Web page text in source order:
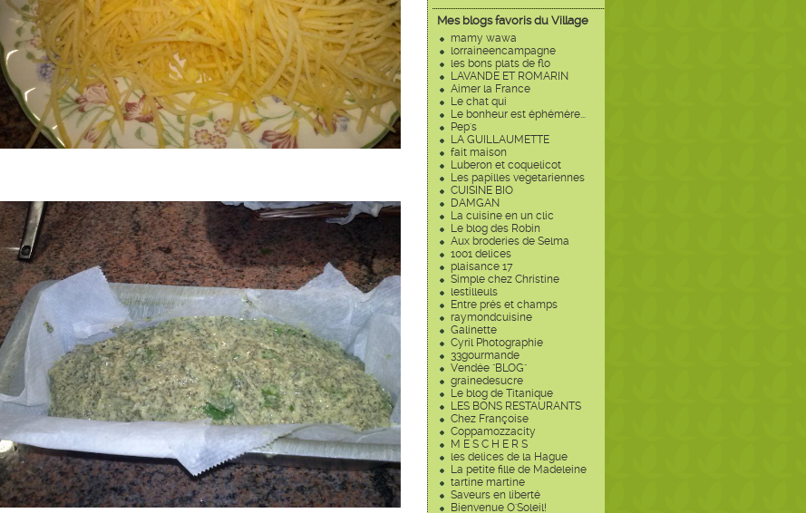
Mes blogs favoris du Village
mamy wawa
lorraineencampagne
les bons plats de flo
LAVANDE ET ROMARIN
Aimer la France
Le chat qui
Le bonheur est éphémère...
Pep's
LA GUILLAUMETTE
fait maison
Luberon et coquelicot
Les papilles vegetariennes
CUISINE BIO
DAMGAN
La cuisine en un clic
Le blog des Robin
Aux broderies de Selma
1001 delices
plaisance 17
Simple chez Christine
lestilleuls
Entre prés et champs
raymondcuisine
Galinette
Cyril Photographie
33gourmande
Vendée "BLOG"
grainedesucre
Le blog de Titanique
LES BONS RESTAURANTS
Chez Françoise
Coppamozzacity
M E S C H E R S
les delices de la Hague
La petite fille de Madeleine
tartine martine
Saveurs en liberté
Bienvenue O'Soleil!